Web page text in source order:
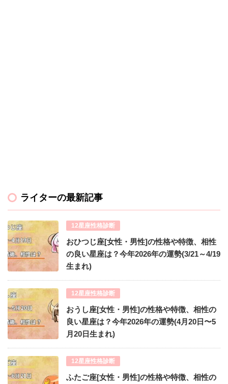
ライターの最新記事
12星座性格診断
おひつじ座[女性・男性]の性格や特徴、相性
の良い星座は？今年2026年の運勢(3/21～4/19
生まれ)
12星座性格診断
おうし座[女性・男性]の性格や特徴、相性の
良い星座は？今年2026年の運勢(4月20日〜5
月20日生まれ)
12星座性格診断
ふたご座[女性・男性]の性格や特徴、相性の